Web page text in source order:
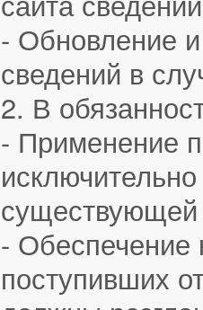
- Обновление
сведений в
2. В
- Применение
существующей
- Обеспечение
поступивших